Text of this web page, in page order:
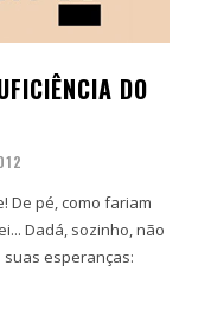
DO
De pé, como fariam
Dadá, sozinho, não
suas esperanças: